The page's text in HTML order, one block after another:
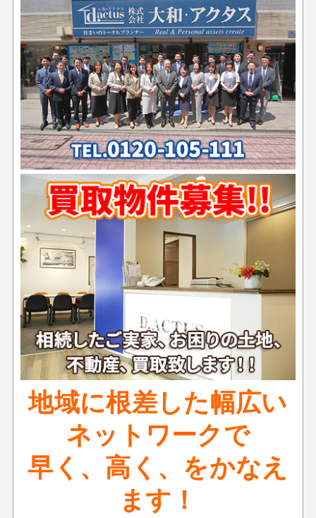
地域に根差した幅広い
ネットワークで
早く、高く、をかなえ
ます！